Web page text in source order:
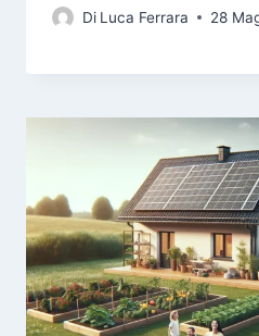
Di Luca Ferrara 28